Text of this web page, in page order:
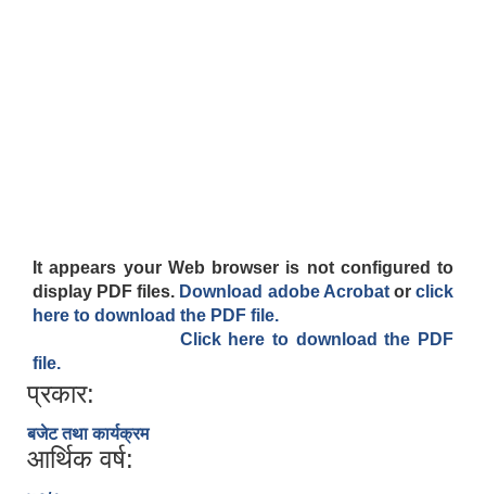
It appears your Web browser is not configured to
display PDF files. Download adobe Acrobat orclick
here to download the PDF file.
Click here to download the PDF
file.
प्रकार:
बजेट तथा कार्यक्रम
आर्थिक वर्ष: